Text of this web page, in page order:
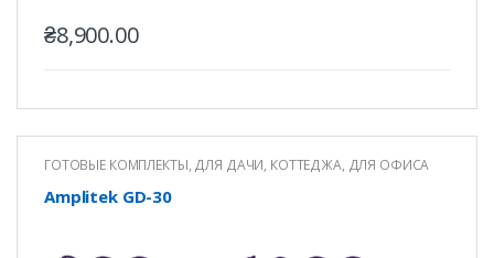
₴8,900.00
ГОТОВЫЕ КОМПЛЕКТЫ, ДЛЯ ДАЧИ, КОТТЕДЖА, ДЛЯ ОФИСА
Amplitek GD-30